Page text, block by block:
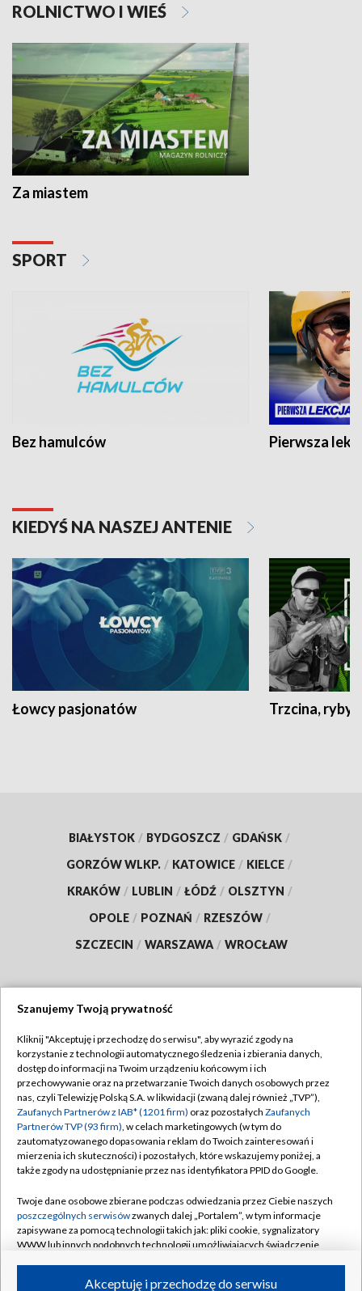
ROLNICTWO I WIEŚ
Za miastem
SPORT
Bez hamulców Pierwsza
KIEDYŚ NA NASZEJ ANTENIE
Łowcy pasjonatów Trzcina, ryby
BIAŁYSTOK / BYDGOSZCZ / GDAŃSK /
GORZÓW WLKP. / KATOWICE / KIELCE /
KRAKÓW / LUBLIN / ŁÓDŹ / OLSZTYN /
OPOLE / POZNAŃ / RZESZÓW /
SZCZECIN / WARSZAWA / WROCŁAW
TVP
Abonament TVP
Emisja w TVP
Centrum informacji TVP
Naziemna Telewizja Cyfrowa
Rada Programowa
System NOS
Informacje o nadawcy
Regulamin TVP
Polityka prywatności
Moje zgody
Pomoc
Kontakt
Kanały
Szanujemy Twoją prywatność
Kliknij "Akceptuję i przechodzę do serwisu", aby wyrazić zgody na
korzystanie z technologii automatycznego śledzenia i zbierania danych,
dostęp do informacji na Twoim urządzeniu końcowym i ich
przechowywanie oraz na przetwarzanie Twoich danych osobowych przez
nas, czyli Telewizję Polską S.A. w likwidacji (zwaną dalej również „TVP”),
Zaufanych Partnerów z IAB* (1201 firm) oraz pozostałych Zaufanych
Partnerów TVP (93 firm), w celach marketingowych (w tym do
zautomatyzowanego dopasowania reklam do Twoich zainteresowań i
mierzenia ich skuteczności) i pozostałych, które wskazujemy poniżej, a
także zgody na udostępnianie przez nas identyfikatora PPID do Google.
Twoje dane osobowe zbierane podczas odwiedzania przez Ciebie naszych
poszczególnych serwisówzwanych dalej „Portalem”, w tym informacje
zapisywane za pomocą technologii takich jak: pliki cookie, sygnalizatory
WWW lub innych podobnych technologii umożliwiających świadczenie
ruchu w Internecie.Akceptuję i przechodzę do serwisu